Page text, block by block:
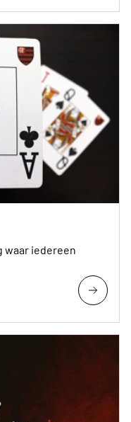
waar iedereen